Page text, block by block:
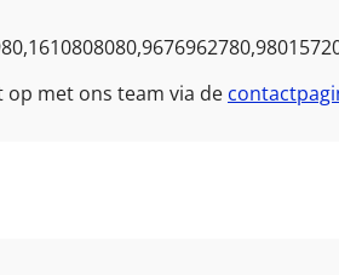
op met ons team via de